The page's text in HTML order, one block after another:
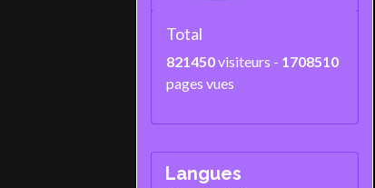
Total
821450visiteurs - 1708510
pages vues
Langues